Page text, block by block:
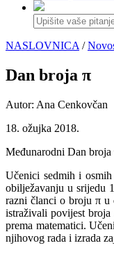
NASLOVNICA /
Dan broja π
Autor: Ana Cenkovčan
18. ožujka 2018.
Međunarodni Dan
Učenici sedmih i
obilježavanju u srijedu
razni članci o broju π u
istraživali povijest
prema matematici.
njihovog rada i izrada